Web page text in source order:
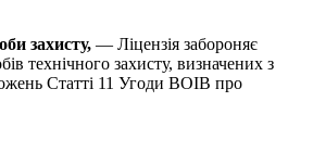
захисту, — Ліцензія забороняє
технічного захисту, визначених з
Статті 11 Угоди ВОІВ про